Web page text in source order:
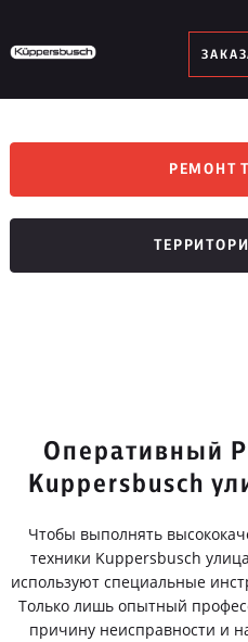
РЕМОНТ
Оперативный
Kuppersbusch
Чтобы выполнять
техники Kuppersbusch
используют специальные
Только лишь опытный
причину неисправности и